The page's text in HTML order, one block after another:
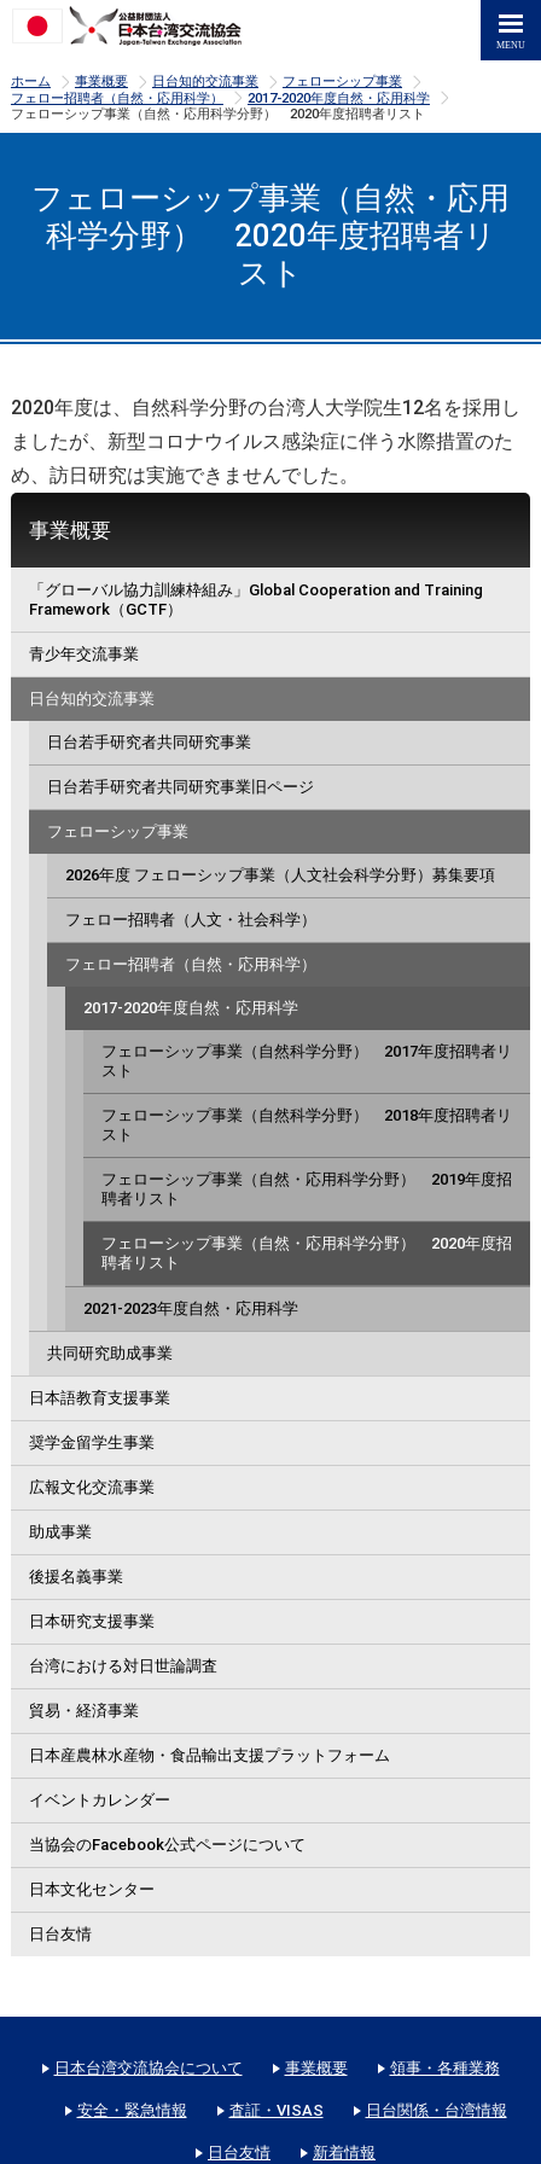
ホーム >
事業概要 >
日台知的交流事業 >
フェローシップ事業
フェロー招聘者（自然・応用科学）
>
2017-2020年度自然・応用科学
フェローシップ事業（自然・応用科学分野） 2020年度招聘者リスト
フェローシップ事業（自然・応用
科学分野） 2020年度招聘者リ
スト
2020年度は、自然科学分野の台湾人大学院生12名を採用し
ましたが、新型コロナウイルス感染症に伴う水際措置のた
め、訪日研究は実施できませんでした。
事業概要
「グローバル協力訓練枠組み」Global Cooperation and Training
Framework（GCTF）
青少年交流事業
日台知的交流事業
日台若手研究者共同研究事業
日台若手研究者共同研究事業旧ページ
フェローシップ事業
2026年度 フェローシップ事業（人文社会科学分野）募集要項
フェロー招聘者（人文・社会科学）
フェロー招聘者（自然・応用科学）
2017-2020年度自然・応用科学
フェローシップ事業（自然科学分野） 2017年度招聘者リ
スト
フェローシップ事業（自然科学分野） 2018年度招聘者リ
スト
フェローシップ事業（自然・応用科学分野） 2019年度招
聘者リスト
フェローシップ事業（自然・応用科学分野） 2020年度招
聘者リスト
2021-2023年度自然・応用科学
共同研究助成事業
日本語教育支援事業
奨学金留学生事業
広報文化交流事業
助成事業
後援名義事業
日本研究支援事業
台湾における対日世論調査
貿易・経済事業
日本産農林水産物・食品輸出支援プラットフォーム
イベントカレンダー
当協会のFacebook公式ページについて
日本文化センター
日台友情
日本台湾交流協会について 事業概要 領事・各種業務
安全・緊急情報 査証・VISAS 日台関係・台湾情報
日台友情 新着情報